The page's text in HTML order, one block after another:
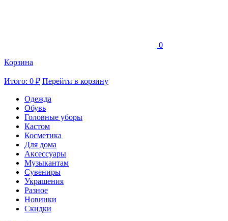
0
Корзина
Итого: 0 ₽ Перейти в корзину
Одежда
Обувь
Головные уборы
Кастом
Косметика
Для дома
Аксессуары
Музыкантам
Сувениры
Украшения
Разное
Новинки
Скидки